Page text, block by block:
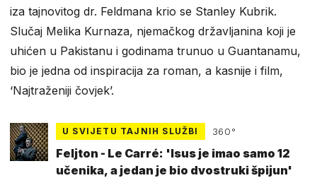
iza tajnovitog dr. Feldmana krio se Stanley Kubrik.
Slučaj Melika Kurnaza, njemačkog državljanina koji je
uhićen u Pakistanu i godinama trunuo u Guantanamu,
bio je jedna od inspiracija za roman, a kasnije i film,
‘Najtraženiji čovjek’.
U SVIJETU TAJNIH SLUŽBI 360°
Feljton - Le Carré: 'Isus je imao samo 12
učenika, a jedan je bio dvostruki špijun'